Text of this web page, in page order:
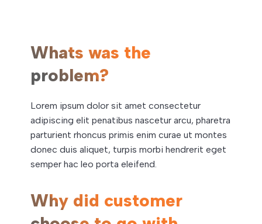
Whats was the
problem?
Lorem ipsum dolor sit amet consectetur
adipiscing elit penatibus nascetur arcu, pharetra
parturient rhoncus primis enim curae ut montes
donec duis aliquet, turpis morbi hendrerit eget
semper hac leo porta eleifend.
Why did customer